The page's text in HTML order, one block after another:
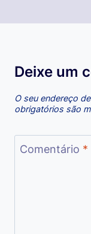
Deixe um
O seu endereço
obrigatórios são
Comentário *